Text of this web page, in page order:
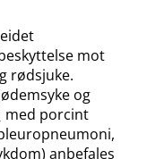
mot
rødsjuke.
og
med porcint
anbefales